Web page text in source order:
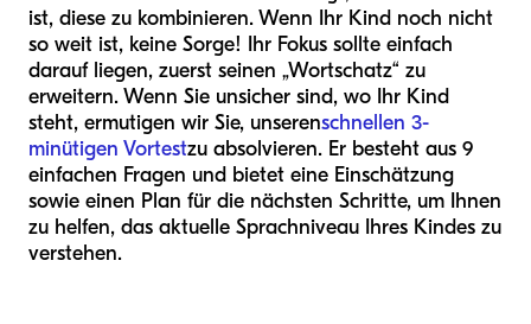
ist, diese zu kombinieren. Wenn Ihr Kind noch nicht
so weit ist, keine Sorge! Ihr Fokus sollte einfach
darauf liegen, zuerst seinen „Wortschatz“ zu
erweitern. Wenn Sie unsicher sind, wo Ihr Kind
steht, ermutigen wir Sie, unserenschnellen 3-
minütigen Vortestzu absolvieren. Er besteht aus 9
einfachen Fragen und bietet eine Einschätzung
sowie einen Plan für die nächsten Schritte, um Ihnen
zu helfen, das aktuelle Sprachniveau Ihres Kindes zu
verstehen.